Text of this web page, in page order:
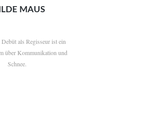
MAUS
als Regisseur ist ein
über Kommunikation und
Schnee.